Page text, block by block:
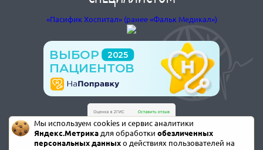
«Пасифик Хоспитал» (ранее «Фальк Медикал»)
Мы используем cookies и сервис аналитики
Яндекс.Метрикадля обработки обезличенных
персональных данныхо действиях пользователей на